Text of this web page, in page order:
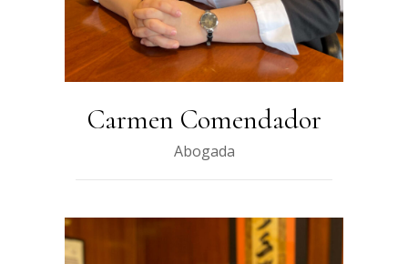
Carmen Comendador
Abogada